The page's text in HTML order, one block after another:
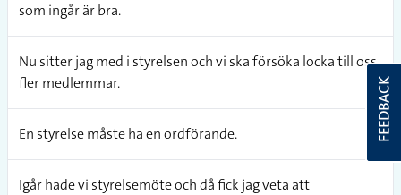
som ingår är bra.
Nu sitter jag med i styrelsen och vi ska försöka locka till oss
fler medlemmar.
En styrelse måste ha en ordförande.
Igår hade vi styrelsemöte och då fick jag veta att
FEEDBACK